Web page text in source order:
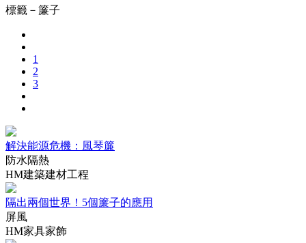
標籤－ 簾子
1
2
3
解決能源危機：風琴簾
防水隔熱
HM建築建材工程
隔出兩個世界！5個簾子的應用
屏風
HM家具家飾